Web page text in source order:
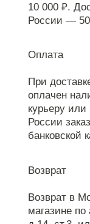
10 000 ₽.
России —
Оплата
При
оплачен
курьеру
России
банковской
Возврат
Возврат в
магазине по